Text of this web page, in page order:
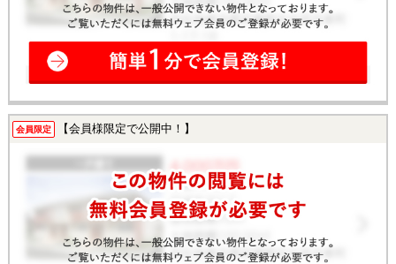
会員限定 【会員様限定で公開中！】